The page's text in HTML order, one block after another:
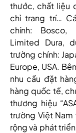
thước, chất liệu
chỉ trang trí…
chính: Bosco,
Limited Dura,
trường chính:
Europe, USA.
nhu cầu đặt
hàng quốc tế,
thương hiệu
trường Việt
rộng và phát